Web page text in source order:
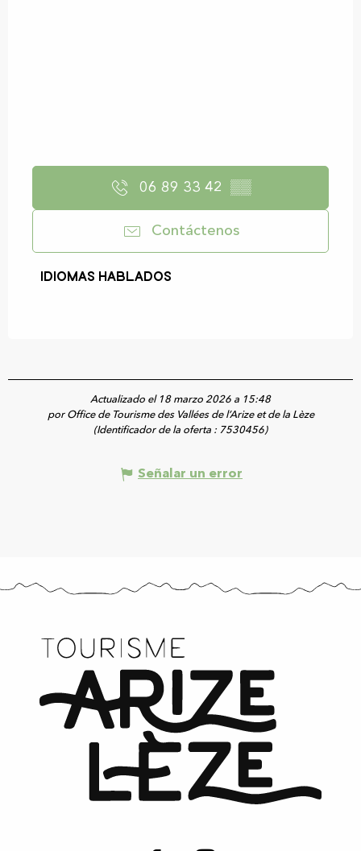
06 89 33 42 ▒▒
Contáctenos
Idiomas hablados
Idiomas hablados
Actualizado el 18 marzo 2026 a 15:48
por Office de Tourisme des Vallées de l’Arize et de la Lèze
(Identificador de la oferta : 7530456)
Señalar un error